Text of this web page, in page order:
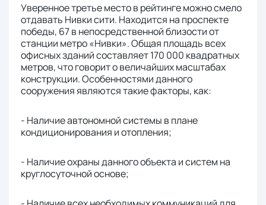
Уверенное третье место в рейтинге можно смело
отдавать Нивки сити. Находится на проспекте
победы, 67 в непосредственной близости от
станции метро «Нивки». Общая площадь всех
офисных зданий составляет 170 000 квадратных
метров, что говорит о величайших масштабах
конструкции. Особенностями данного
сооружения являются такие факторы, как:
- Наличие автономной системы в плане
кондиционирования и отопления;
- Наличие охраны данного объекта и систем на
круглосуточной основе;